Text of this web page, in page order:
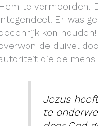
Hem te vermoorden.
Er was
kon
de duivel
die de mens
Jezus
te